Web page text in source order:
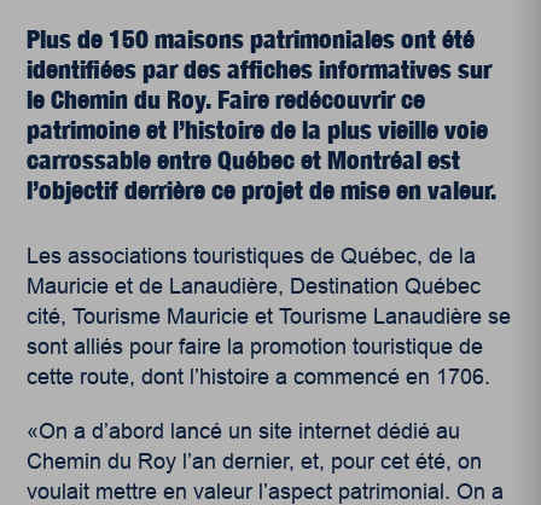
Plus de 150 maisons patrimoniales ont été
identifiées par des affiches informatives sur
le Chemin du Roy. Faire redécouvrir ce
patrimoine et l’histoire de la plus vieille voie
carrossable entre Québec et Montréal est
l’objectif derrière ce projet de mise en valeur.
Les associations touristiques de Québec, de la
Mauricie et de Lanaudière, Destination Québec
cité, Tourisme Mauricie et Tourisme Lanaudière se
sont alliés pour faire la promotion touristique de
cette route, dont l’histoire a commencé en 1706.
«On a d’abord lancé un site internet dédié au
Chemin du Roy l’an dernier, et, pour cet été, on
voulait mettre en valeur l’aspect patrimonial. On a